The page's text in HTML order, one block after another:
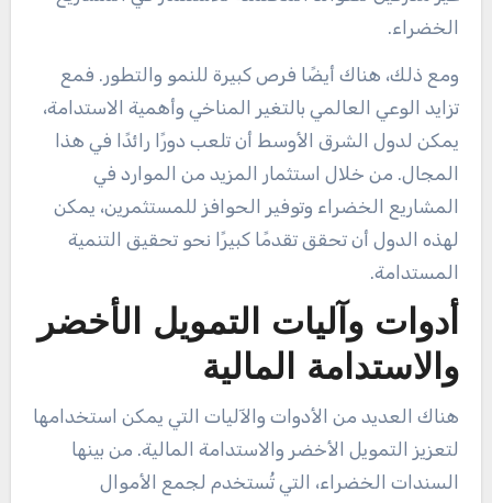
الخضراء.
ومع ذلك، هناك أيضًا فرص كبيرة للنمو والتطور. فمع
تزايد الوعي العالمي بالتغير المناخي وأهمية الاستدامة،
يمكن لدول الشرق الأوسط أن تلعب دورًا رائدًا في هذا
المجال. من خلال استثمار المزيد من الموارد في
المشاريع الخضراء وتوفير الحوافز للمستثمرين، يمكن
لهذه الدول أن تحقق تقدمًا كبيرًا نحو تحقيق التنمية
المستدامة.
أدوات وآليات التمويل الأخضر
والاستدامة المالية
هناك العديد من الأدوات والآليات التي يمكن استخدامها
لتعزيز التمويل الأخضر والاستدامة المالية. من بينها
السندات الخضراء، التي تُستخدم لجمع الأموال